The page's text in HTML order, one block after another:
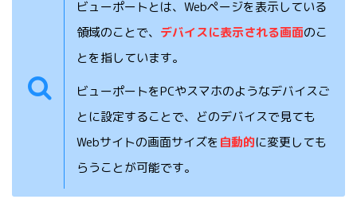
ビューポートとは、Webページを表示している
領域のことで、 デバイスに表示される画面のこ
とを指しています。
ビューポートをPCやスマホのようなデバイスご
とに設定することで、どのデバイスで見ても
Webサイトの画面サイズを 自動的に変更しても
らうことが可能です。